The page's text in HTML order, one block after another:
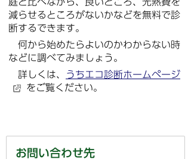
減らせるところがないかなどを無料で診
断するできます。
何から始めたらよいのかわからない時
などに調べてみましょう。
詳しくは、
うちエコ診断ホームページ
をご覧ください。
お問い合わせ先